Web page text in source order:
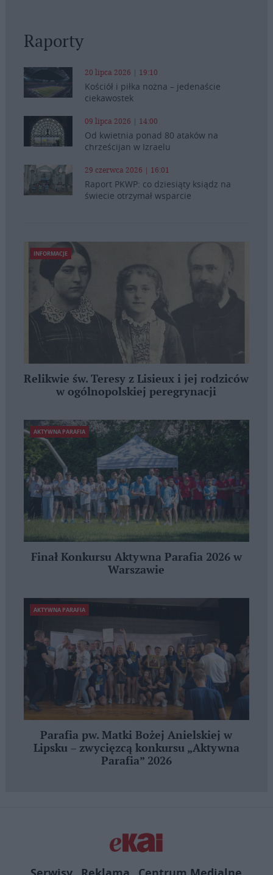
Raporty
20 lipca 2026 | 19:10
Kościół i piłka nożna – jedenaście
ciekawostek
09 lipca 2026 | 14:00
Od kwietnia ponad 80 ataków na
chrześcijan w Izraelu
29 czerwca 2026 | 16:01
Raport PKWP: co dziesiąty ksiądz na
świecie otrzymał wsparcie
INFORMACJE
Relikwie św. Teresy z Lisieux i jej rodziców
w ogólnopolskiej peregrynacji
AKTYWNA PARAFIA
Finał Konkursu Aktywna Parafia 2026 w
Warszawie
AKTYWNA PARAFIA
Parafia pw. Matki Bożej Anielskiej w
Lipsku – zwycięzcą konkursu „Aktywna
Parafia” 2026